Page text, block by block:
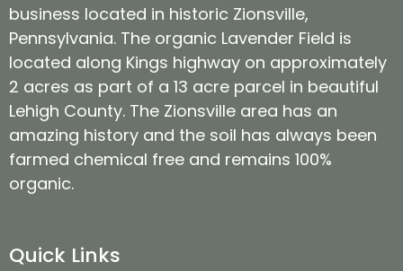
business located in historic Zionsville,
Pennsylvania. The organic Lavender Field is
located along Kings highway on approximately
2 acres as part of a 13 acre parcel in beautiful
Lehigh County. The Zionsville area has an
amazing history and the soil has always been
farmed chemical free and remains 100%
organic.
Quick Links